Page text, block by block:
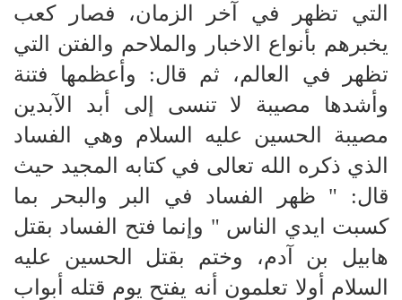
التي تظهر في آخر الزمان، فصار كعب
يخبرهم بأنواع الاخبار والملاحم والفتن التي
تظهر في العالم، ثم قال: وأعظمها فتنة
وأشدها مصيبة لا تنسى إلى أبد الآبدين
مصيبة الحسين عليه السلام وهي الفساد
الذي ذكره الله تعالى في كتابه المجيد حيث
قال: " ظهر الفساد في البر والبحر بما
كسبت ايدي الناس " وإنما فتح الفساد بقتل
هابيل بن آدم، وختم بقتل الحسين عليه
السلام أولا تعلمون أنه يفتح يوم قتله أبواب